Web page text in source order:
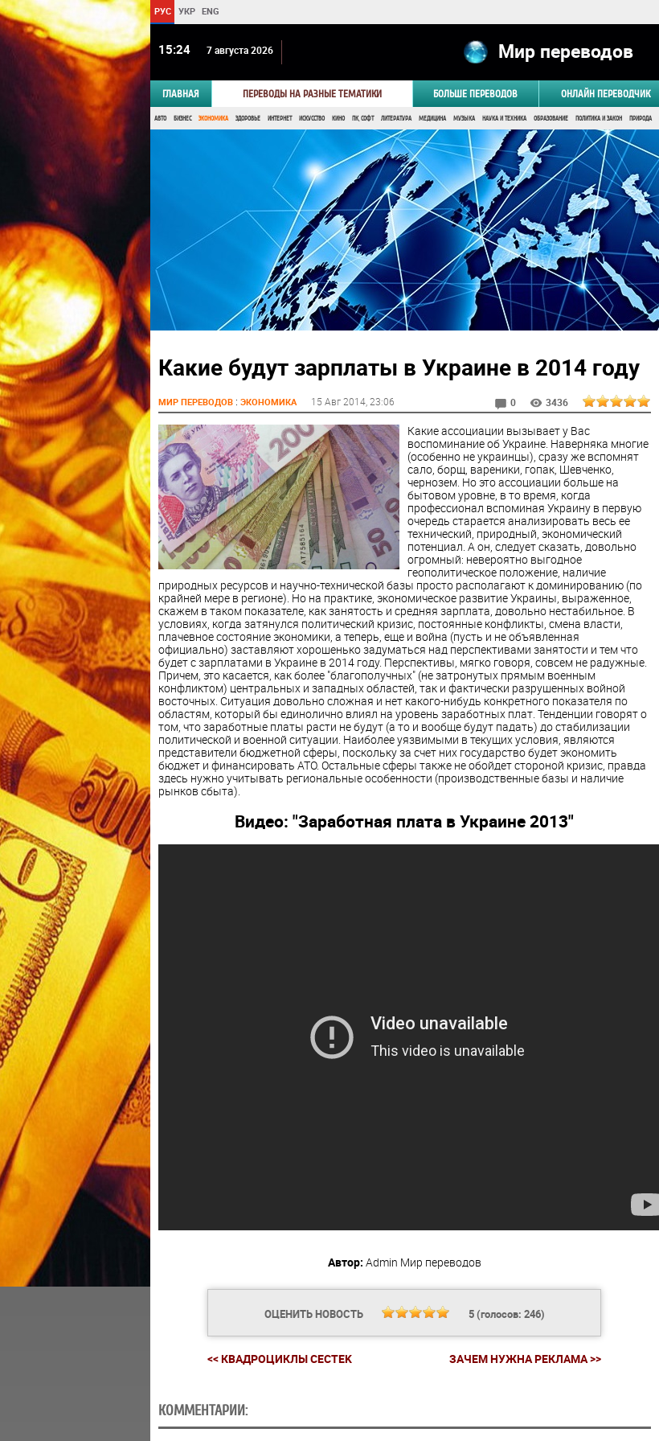
РУС УКР ENG
15 24 7 августа 2026 Мир переводов
ГЛАВНАЯ ПЕРЕВОДЫ НА РАЗНЫЕ ТЕМАТИКИ БОЛЬШЕ ПЕРЕВОДОВ ОНЛАЙН ПЕРЕВОДЧИК
АВТО БИЗНЕС ЭКОНОМИКА ЗДОРОВЬЕ ИНТЕРНЕТ ИСКУССТВО КИНО ПК, СОФТ ЛИТЕРАТУРА МЕДИЦИНА МУЗЫКА НАУКА И ТЕХНИКА ОБРАЗОВАНИЕ ПОЛИТИКА И ЗАКОН ПРИРОДА
Какие будут зарплаты в Украине в 2014 году
МИР ПЕРЕВОДОВ: ЭКОНОМИКА 15 Авг 2014, 23:06 0 3436
Какие ассоциации вызывает у Вас
воспоминание об Украине. Наверняка многие
(особенно не украинцы), сразу же вспомнят
сало, борщ, вареники, гопак, Шевченко,
чернозем. Но это ассоциации больше на
бытовом уровне, в то время, когда
профессионал вспоминая Украину в первую
очередь старается анализировать весь ее
технический, природный, экономический
потенциал. А он, следует сказать, довольно
огромный: невероятно выгодное
геополитическое положение, наличие
природных ресурсов и научно-технической базы просто располагают к доминированию (по
крайней мере в регионе). Но на практике, экономическое развитие Украины, выраженное,
скажем в таком показателе, как занятость и средняя зарплата, довольно нестабильное. В
условиях, когда затянулся политический кризис, постоянные конфликты, смена власти,
плачевное состояние экономики, а теперь, еще и война (пусть и не объявленная
официально) заставляют хорошенько задуматься над перспективами занятости и тем что
будет с зарплатами в Украине в 2014 году. Перспективы, мягко говоря, совсем не радужные.
Причем, это касается, как более "благополучных" (не затронутых прямым военным
конфликтом) центральных и западных областей, так и фактически разрушенных войной
восточных. Ситуация довольно сложная и нет какого-нибудь конкретного показателя по
областям, который бы единолично влиял на уровень заработных плат. Тенденции говорят о
том, что заработные платы расти не будут (а то и вообще будут падать) до стабилизации
политической и военной ситуации. Наиболее уязвимыми в текущих условия, являются
представители бюджетной сферы, поскольку за счет них государство будет экономить
бюджет и финансировать АТО. Остальные сферы также не обойдет стороной кризис, правда
здесь нужно учитывать региональные особенности (производственные базы и наличие
рынков сбыта).
Видео: "Заработная плата в Украине 2013"
Автор: Admin Мир переводов
ОЦЕНИТЬ НОВОСТЬ 5(голосов: 246)
<< КВАДРОЦИКЛЫ CECTEK ЗАЧЕМ НУЖНА РЕКЛАМА >>
КОММЕНТАРИИ: